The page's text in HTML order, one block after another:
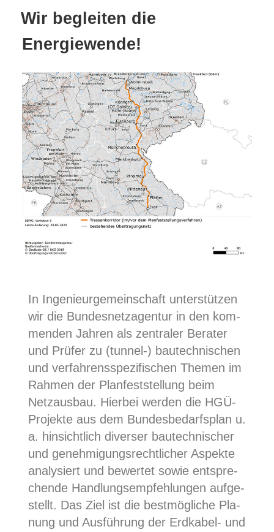
Wir beglei­ten die
Energiewende!
In Inge­nieur­ge­mein­schaft unter­stüt­zen
wir die Bun­des­netz­agen­tur in den kom­
men­den Jah­ren als zen­tra­ler Bera­ter
und Prü­fer zu (tun­nel-) bau­tech­ni­schen
und ver­fah­rens­spe­zi­fi­schen The­men im
Rah­men der Plan­fest­stel­lung beim
Netz­aus­bau. Hier­bei wer­den die HGÜ-
Pro­jek­te aus dem Bun­des­be­darfs­plan u.
a. hin­sicht­lich diver­ser bau­tech­ni­scher
und geneh­mi­gungs­recht­li­cher Aspek­te
ana­ly­siert und bewer­tet sowie ent­spre­
chen­de Hand­lungs­emp­feh­lun­gen auf­ge­
stellt. Das Ziel ist die best­mög­li­che Pla­
nung und Aus­füh­rung der Erd­ka­bel- und